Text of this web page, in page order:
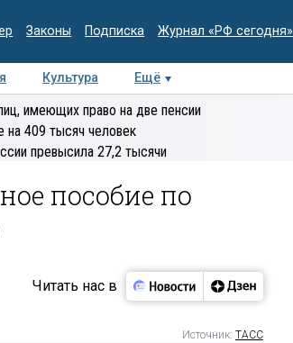
Законы Подписка Журнал «РФ сегодня»
Культура Ещё
Колумнисты
Деловая
имеющих право на две пенсии
на 409 тысяч человек
превысила 27,2 тысячи
пособие по
Читать нас в
Источник: ТАСС